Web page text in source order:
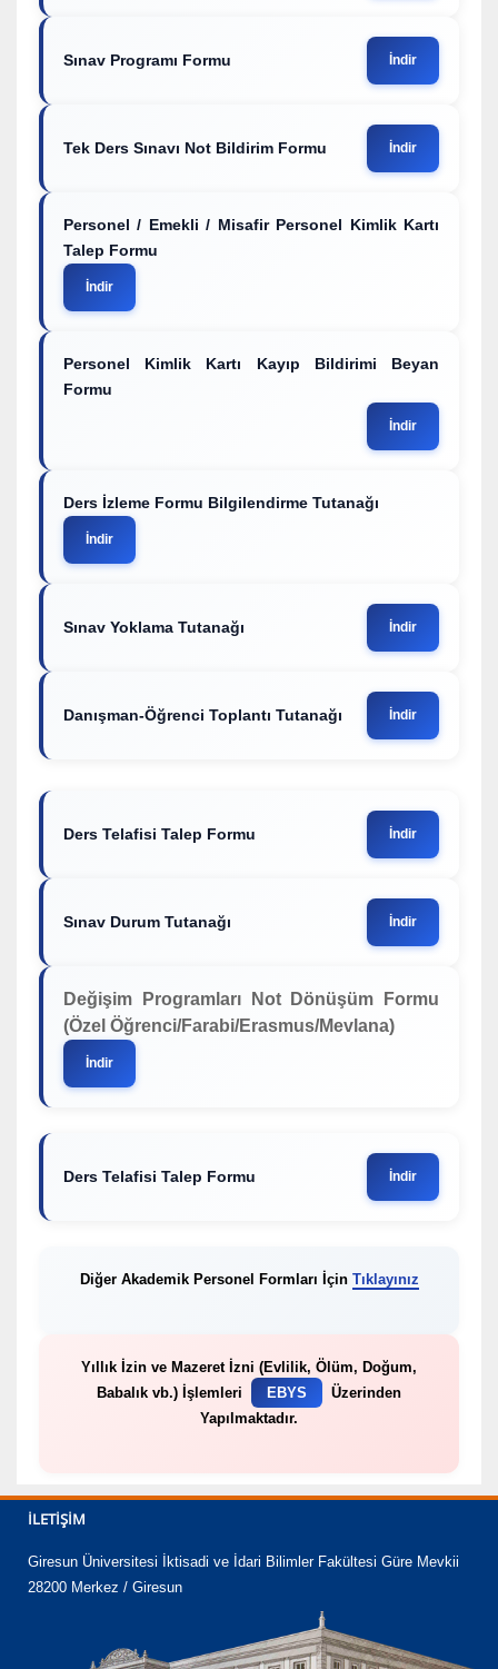
Sınav Programı Formu İndir
Tek Ders Sınavı Not Bildirim Formu İndir
Personel / Emekli / Misafir Personel Kimlik Kartı
Talep Formu
İndir
Personel Kimlik Kartı Kayıp Bildirimi Beyan
Formu
İndir
Ders İzleme Formu Bilgilendirme Tutanağı
İndir
Sınav Yoklama Tutanağı İndir
Danışman-Öğrenci Toplantı Tutanağı İndir
Ders Telafisi Talep Formu İndir
Sınav Durum Tutanağı İndir
Değişim Programları Not Dönüşüm Formu
(Özel Öğrenci/Farabi/Erasmus/Mevlana)
İndir
Ders Telafisi Talep Formu İndir
Diğer Akademik Personel Formları İçin Tıklayınız
Yıllık İzin ve Mazeret İzni (Evlilik, Ölüm, Doğum,
Babalık vb.) İşlemleri
EBYS
Üzerinden
Yapılmaktadır.
İLETIŞIM
Giresun Üniversitesi İktisadi ve İdari Bilimler Fakültesi Güre Mevkii
28200 Merkez / Giresun